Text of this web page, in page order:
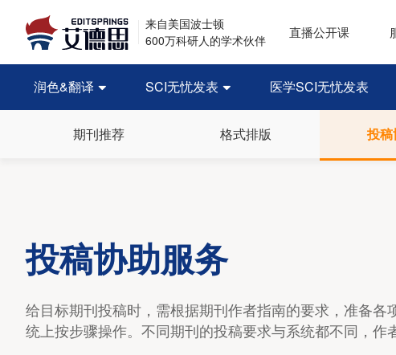
来自美国波士顿
600万科研人的学术伙伴
直播公开课
润色&翻译  SCI无忧发表  医学SCI无忧发表
期刊推荐 格式排版 投
投稿协助服务
给目标期刊投稿时，需根据期刊作者指南的要求，准备
统上按步骤操作。不同期刊的投稿要求与系统都不同，作